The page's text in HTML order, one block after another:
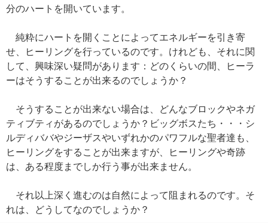
分のハートを開いています。
純粋にハートを開くことによってエネルギーを引き寄
せ、ヒーリングを行っているのです。けれども、それに関
して、興味深い疑問があります：どのくらいの間、ヒーラ
ーはそうすることが出来るのでしょうか？
そうすることが出来ない場合は、どんなブロックやネガ
ティブティがあるのでしょうか？ビッグボスたち・・・シ
ルディババやジーザスやいずれかのパワフルな聖者達も、
ヒーリングをすることが出来ますが、ヒーリングや奇跡
は、ある程度までしか行う事が出来ません。
それ以上深く進むのは自然によって阻まれるのです。そ
れは、どうしてなのでしょうか？